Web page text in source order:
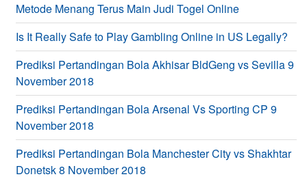
Metode Menang Terus Main Judi Togel Online
Is It Really Safe to Play Gambling Online in US Legally?
Prediksi Pertandingan Bola Akhisar BldGeng vs Sevilla 9
November 2018
Prediksi Pertandingan Bola Arsenal Vs Sporting CP 9
November 2018
Prediksi Pertandingan Bola Manchester City vs Shakhtar
Donetsk 8 November 2018